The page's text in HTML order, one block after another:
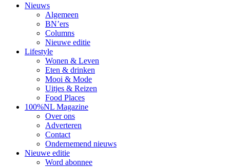
Nieuws
Algemeen
BN’ers
Columns
Nieuwe editie
Lifestyle
Wonen & Leven
Eten & drinken
Mooi & Mode
Uitjes & Reizen
Food Places
100%NL Magazine
Over ons
Adverteren
Contact
Ondernemend nieuws
Nieuwe editie
Word abonnee